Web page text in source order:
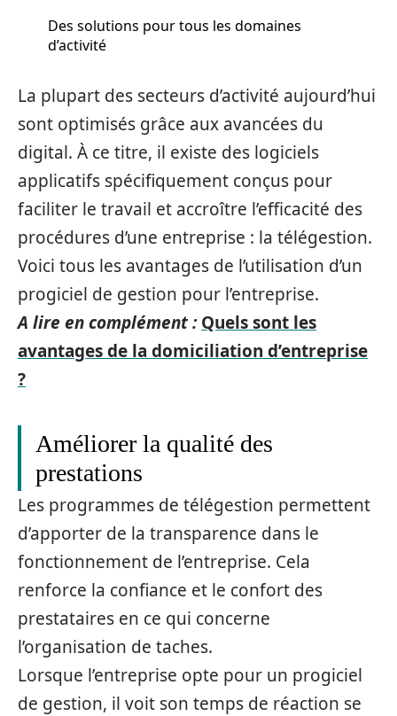
Des solutions pour tous les domaines
d’activité
La plupart des secteurs d’activité aujourd’hui
sont optimisés grâce aux avancées du
digital. À ce titre, il existe des logiciels
applicatifs spécifiquement conçus pour
faciliter le travail et accroître l’efficacité des
procédures d’une entreprise : la télégestion.
Voici tous les avantages de l’utilisation d’un
progiciel de gestion pour l’entreprise.
A lire en complément : Quels sont les
avantages de la domiciliation d’entreprise
?
Améliorer la qualité des
prestations
Les programmes de télégestion permettent
d’apporter de la transparence dans le
fonctionnement de l’entreprise. Cela
renforce la confiance et le confort des
prestataires en ce qui concerne
l’organisation de taches.
Lorsque l’entreprise opte pour un progiciel
de gestion, il voit son temps de réaction se